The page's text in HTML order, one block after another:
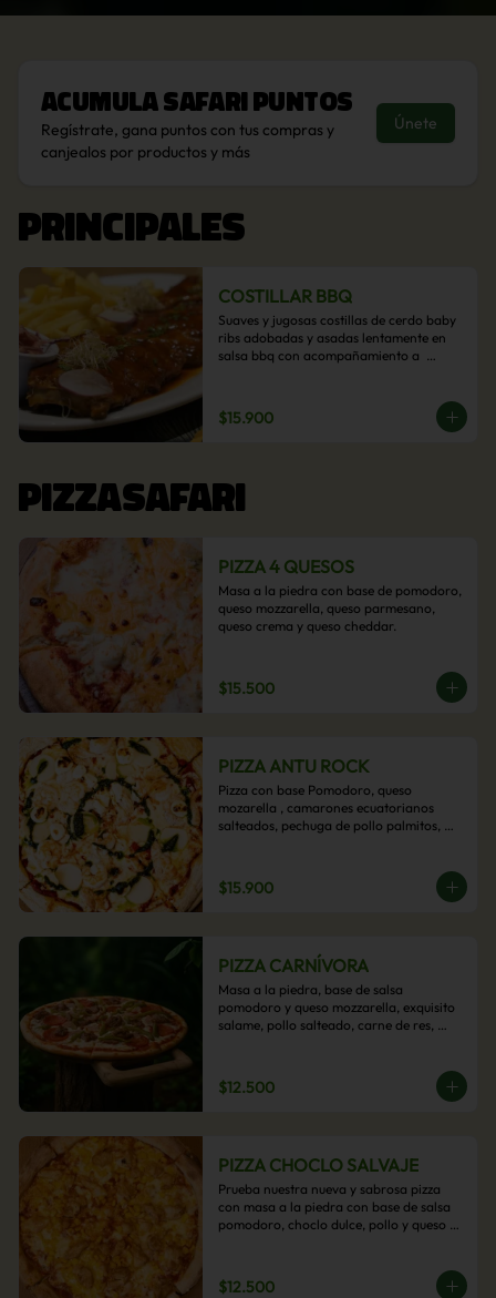
AcumulaSafari Puntos
Regístrate, gana puntos con tus compras y
canjealos por productos y más
Únete
PRINCIPALES
COSTILLAR BBQ
Suaves y jugosas costillas de cerdo baby
ribs adobadas y asadas lentamente en
salsa bbq con acompañamiento a
salteadas, Papas parmentier, Papas
fritas, Arroz blanco.
$15.900
PIZZASAFARI
PIZZA 4 QUESOS
Masa a la piedra con base de pomodoro,
queso mozzarella, queso parmesano,
queso crema y queso cheddar.
$15.500
PIZZA ANTU ROCK
Pizza con base Pomodoro, queso
mozarella , camarones ecuatorianos
salteados, pechuga de pollo palmitos,
$15.900
PIZZA CARNÍVORA
Masa a la piedra, base de salsa
pomodoro y queso mozzarella, exquisito
salame, pollo salteado, carne de res,
$12.500
PIZZA CHOCLO SALVAJE
Prueba nuestra nueva y sabrosa pizza
con masa a la piedra con base de salsa
pomodoro, choclo dulce, pollo y queso
$12.500